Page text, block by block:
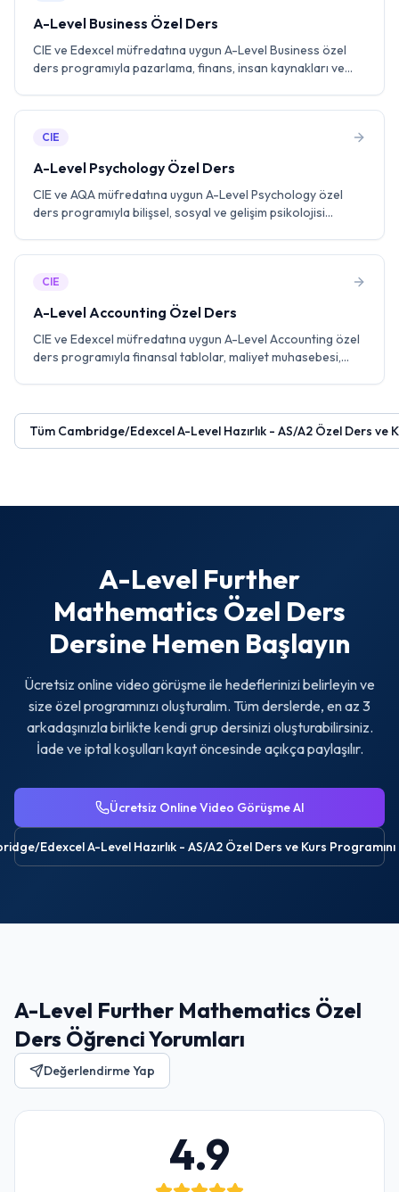
A-Level Business Özel Ders
CIE ve Edexcel müfredatına uygun A-Level Business özel
ders programıyla pazarlama, finans, insan kaynakları ve
CIE
A-Level Psychology Özel Ders
CIE ve AQA müfredatına uygun A-Level Psychology özel
ders programıyla bilişsel, sosyal ve gelişim psikolojisi
CIE
A-Level Accounting Özel Ders
CIE ve Edexcel müfredatına uygun A-Level Accounting özel
ders programıyla finansal tablolar, maliyet muhasebesi,
hedefleyin.
Tüm Cambridge/Edexcel A-Level Hazırlık - AS/A2 Özel Ders ve
A-Level Further
Mathematics Özel Ders
Dersine Hemen Başlayın
Ücretsiz online video görüşme ile hedeflerinizi belirleyin ve
size özel programınızı oluşturalım. Tüm derslerde, en az 3
arkadaşınızla birlikte kendi grup dersinizi oluşturabilirsiniz.
İade ve iptal koşulları kayıt öncesinde açıkça paylaşılır.
Ücretsiz Online Video Görüşme Al
Edexcel A-Level Hazırlık - AS/A2 Özel Ders ve Kurs
A-Level Further Mathematics Özel
Ders Öğrenci Yorumları
Değerlendirme Yap
4.9